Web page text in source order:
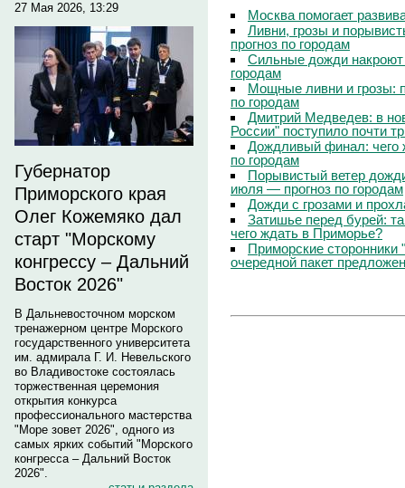
27 Мая 2026, 13:29
Губернатор
Приморского края
Олег Кожемяко дал
старт "Морскому
конгрессу – Дальний
Восток 2026"
В Дальневосточном морском
тренажерном центре Морского
государственного университета
им. адмирала Г. И. Невельского
во Владивостоке состоялась
торжественная церемония
открытия конкурса
профессионального мастерства
"Море зовет 2026", одного из
самых ярких событий "Морского
конгресса – Дальний Восток
2026".
Москва помогает
Ливни, грозы и
прогноз по городам
Сильные дожди
городам
Мощные ливни и грозы:
по городам
Дмитрий Медведев: в
России" поступило почти
Дождливый финал: чего
по городам
Порывистый ветер
июля — прогноз по городам
Дожди с грозами и
Затишье перед бурей:
чего ждать в Приморье?
Приморские
очередной пакет